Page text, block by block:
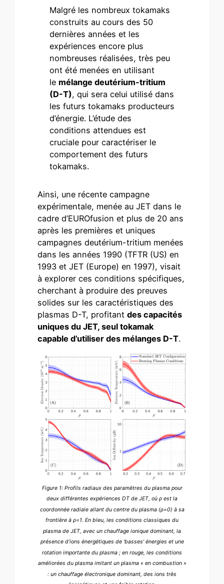
Malgré les nombreux tokamaks
construits au cours des 50
dernières années et les
expériences encore plus
nombreuses réalisées, très peu
ont été menées en utilisant
le mélange deutérium-tritium
(D-T), qui sera celui utilisé dans
les futurs tokamaks producteurs
d’énergie. L’étude des
conditions attendues est
cruciale pour caractériser le
comportement des futurs
tokamaks.
Ainsi, une récente campagne
expérimentale, menée au JET dans le
cadre d’EUROfusion et plus de 20 ans
après les premières et uniques
campagnes deutérium-tritium menées
dans les années 1990 (TFTR (US) en
1993 et JET (Europe) en 1997), visait
à explorer ces conditions spécifiques,
cherchant à produire des preuves
solides sur les caractéristiques des
plasmas D-T, profitantdes capacités
uniques du JET, seul tokamak
capable d’utiliser des mélanges D-T.
Figure 1: Profils radiaux des paramètres du plasma pour
deux différentes expériences DT de JET, où ρ est la
coordonnée radiale allant du centre du plasma (ρ=0) à sa
frontière à ρ=1. En bleu, les conditions classiques du
plasma de JET, avec un chauffage ionique dominant, la
présence d’ions énergétiques de ‘basses’ énergies et une
rotation importante du plasma ; en rouge, les conditions
améliorées du plasma imitant un plasma « en combustion »
: un chauffage électronique dominant, des ions très